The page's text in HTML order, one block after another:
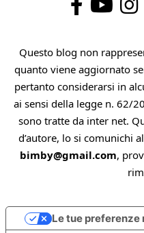
Questo blog non
quanto viene aggiornato
pertanto considerarsi in
ai sensi della legge n. 62/
sono tratte da inter net.
d’autore, lo si comunichi
bimby@gmail.com,
Le tue